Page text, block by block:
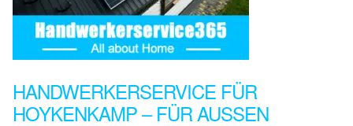
HANDWERKERSERVICE FÜR
HOYKENKAMP – FÜR AUSSEN